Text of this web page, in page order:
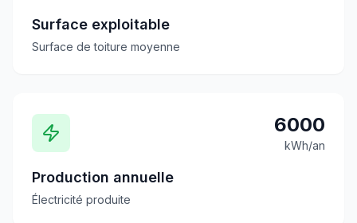
Surface exploitable
Surface de toiture moyenne
6000
kWh/an
Production annuelle
Électricité produite